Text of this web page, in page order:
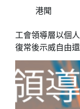
港聞
工會領導層以個
復常後示威自由